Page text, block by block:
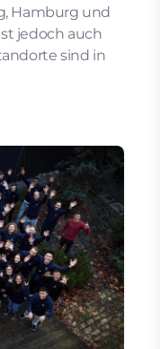
Hamburg und
jedoch auch
sind in